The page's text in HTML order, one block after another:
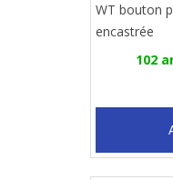
WT bouton
encastrée
102